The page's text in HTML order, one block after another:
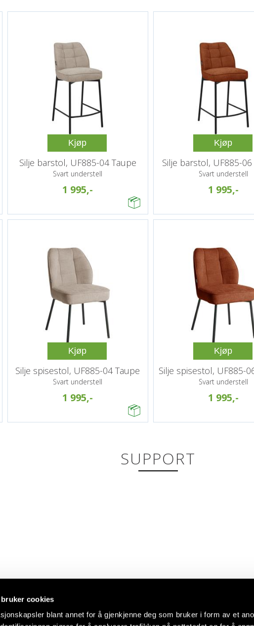
cookies
blant annet for å gjenkjenne deg som bruker i form av et
Kjøp
Silje barstol, UF885-04 Taupe
Svart understell
1 995,-
Kjøp
Silje barstol, UF885-
Svart understell
1 995,-
Kjøp
Silje spisestol, UF885-04 Taupe
Svart understell
1 995,-
Kjøp
Silje spisestol, UF885-
Svart understell
1 995,-
SUPPORT